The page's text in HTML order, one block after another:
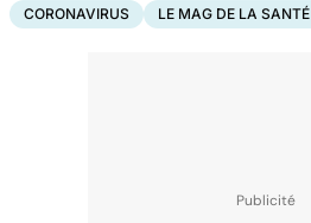
CORONAVIRUS LE MAG DE LA SANTÉ